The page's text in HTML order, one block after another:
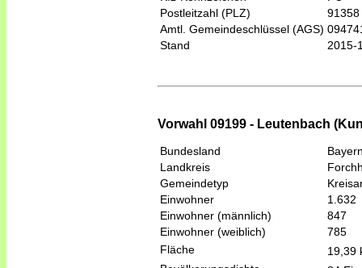
Postleitzahl (PLZ)
91358
Amtl. Gemeindeschlüssel (AGS)
Stand
2015-
Vorwahl 09199 - Leutenbach
Bundesland
Landkreis
Gemeindetyp
Einwohner
1.632
Einwohner (männlich)
847
Einwohner (weiblich)
785
Fläche
19,39